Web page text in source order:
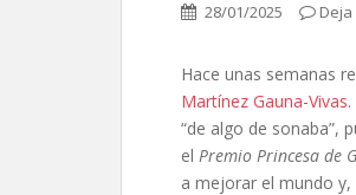
28/01/2025
Hace unas semanas
Martínez Gauna-Vivas
“de algo de sonaba”,
el Premio Princesa de
a mejorar el mundo